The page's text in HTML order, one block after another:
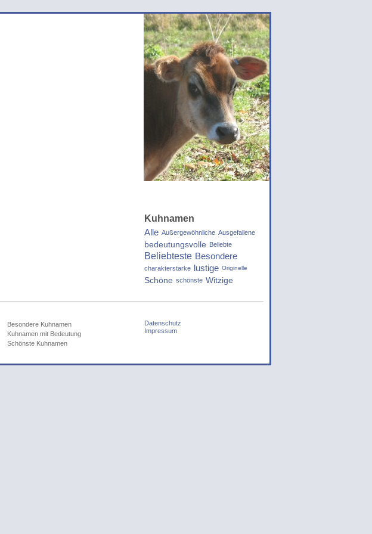
Kuhnamen
Alle Außergewöhnliche Ausgefallene
bedeutungsvolle Beliebte
Beliebteste Besondere
charakterstarke lustige Originelle
Schöne schönste Witzige
Besondere Kuhnamen
Kuhnamen mit Bedeutung
Schönste Kuhnamen
Datenschutz
Impressum